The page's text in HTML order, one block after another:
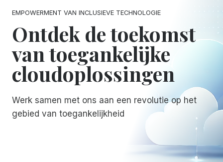
EMPOWERMENT VAN INCLUSIEVE TECHNOLOGIE
Ontdek de toekomst
van toegankelijke
cloudoplossingen
Werk samen met ons aan een revolutie op het
gebied van toegankelijkheid